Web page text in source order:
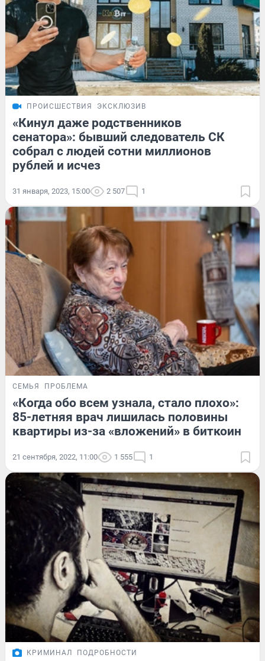
ПРОИСШЕСТВИЯ ЭКСКЛЮЗИВ
«Кинул даже родственников
сенатора»: бывший следователь СК
собрал с людей сотни миллионов
рублей и исчез
31 января, 2023, 15:00 2 507 1
СЕМЬЯ ПРОБЛЕМА
«Когда обо всем узнала, стало плохо»:
85-летняя врач лишилась половины
квартиры из-за «вложений» в биткоин
21 сентября, 2022, 11:00 1 555 1
КРИМИНАЛ ПОДРОБНОСТИ